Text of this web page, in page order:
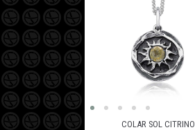
COLAR SOL CITRINO